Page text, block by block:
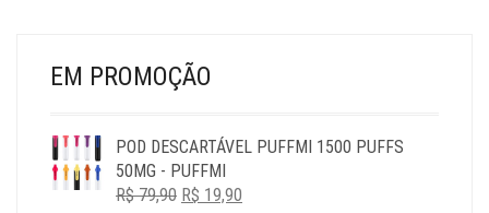
EM PROMOÇÃO
POD DESCARTÁVEL PUFFMI 1500 PUFFS
50MG - PUFFMI
R$79,90 O
R$ 19,90